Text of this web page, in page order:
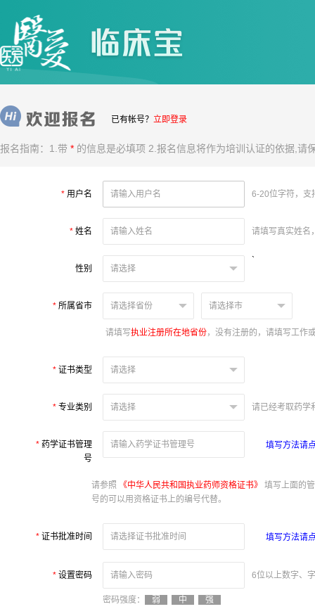
已有帐号？ 立即登录
报名指南：1.带 * 的信息是必填项 2.报名信息将作为培训认证的依据,请
* 用户名 6-20位字符，支
* 姓名 请填写真实姓名
性别
`
* 所属省市
请填写执业注册所在地省份，没有注册的，请填写工作
* 证书类型
* 专业类别 请已经考取药学
* 药学证书管理
号
填写方法请
请参照 《中华人民共和国执业药师资格证书》
填写上面的
号的可以用资格证书上的编号代替。
* 证书批准时间 填写方法请
* 设置密码
密码强度： 弱 中 强
6位以上数字、